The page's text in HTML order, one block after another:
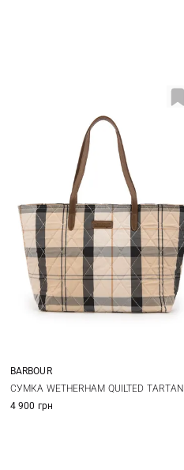
One Size
BARBOUR
СУМКА WETHERHAM QUILTED TARTAN
4 900 грн